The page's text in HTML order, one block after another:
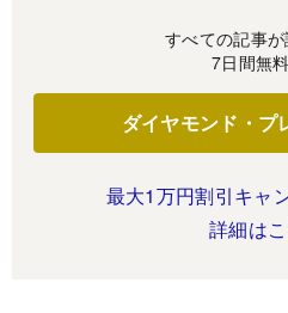
すべての記事が
7日間無
ダイヤモンド・プ
最大1万円割引キャ
詳細は